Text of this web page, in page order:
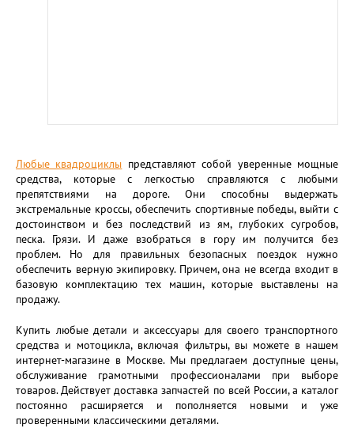
Любые квадроциклы представляют собой уверенные мощные
средства, которые с легкостью справляются с любыми
препятствиями на дороге. Они способны выдержать
экстремальные кроссы, обеспечить спортивные победы, выйти с
достоинством и без последствий из ям, глубоких сугробов,
песка. Грязи. И даже взобраться в гору им получится без
проблем. Но для правильных безопасных поездок нужно
обеспечить верную экипировку. Причем, она не всегда входит в
базовую комплектацию тех машин, которые выставлены на
продажу.
Купить любые детали и аксессуары для своего транспортного
средства и мотоцикла, включая фильтры, вы можете в нашем
интернет-магазине в Москве. Мы предлагаем доступные цены,
обслуживание грамотными профессионалами при выборе
товаров. Действует доставка запчастей по всей России, а каталог
постоянно расширяется и пополняется новыми и уже
проверенными классическими деталями.